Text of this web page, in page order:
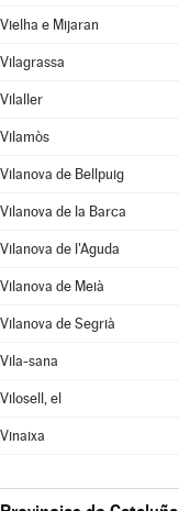
Vielha e Mijaran
Vilagrassa
Vilaller
Vilamòs
Vilanova de Bellpuig
Vilanova de la Barca
Vilanova de l'Aguda
Vilanova de Meià
Vilanova de Segrià
Vila-sana
Vilosell, el
Vinaixa